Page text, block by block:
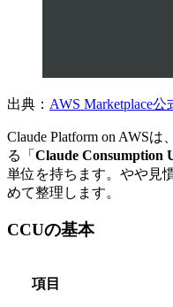
出典： AWS Marketplace公
Claude Platform on AWS
る「 Claude Consumption
単位を持ちます。やや見
めて整理します。
CCUの基本
項目